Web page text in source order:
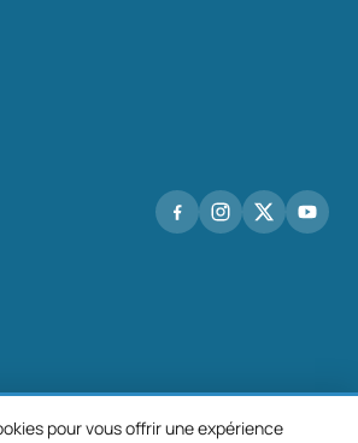
pour vous offrir une expérience